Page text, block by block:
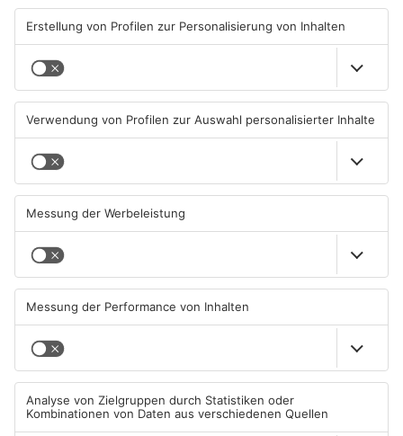
Waldbrandgefahr im
Primaveraland bleibt
weiterhin sehr hoch
06.08.2026, 06:34 UHR IN
PRIMAVERALAND
Brände in Seligenstadt,
Hanau und Kahl
Gewässer im Primaveraland
leiden unter Trockenheit
Kliniken im Primaveraland
melden mehr Patienten